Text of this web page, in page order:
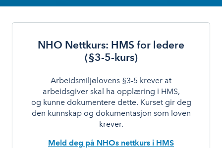
NHO Nettkurs: HMS for ledere
(§3-5-kurs)
Arbeidsmiljølovens §3-5 krever at
arbeidsgiver skal ha opplæring i HMS,
og kunne dokumentere dette. Kurset gir deg
den kunnskap og dokumentasjon som loven
krever.
Meld deg på NHOs nettkurs i HMS